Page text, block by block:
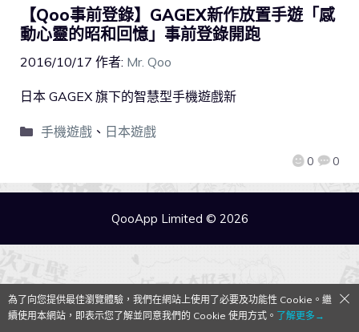
【Qoo事前登錄】GAGEX新作放置手遊「感
動心靈的昭和回憶」事前登錄開跑
2016/10/17 作者: Mr. Qoo
0 0
日本 GAGEX 旗下的智慧型手機遊戲新
手機遊戲、 日本遊戲
QooApp Limited © 2026
為了向您提供最佳瀏覽體驗，我們在網站上使用了必要及功能性 Cookie。繼
續使用本網站，即表示您了解並同意我們的 Cookie 使用方式。 了解更多→